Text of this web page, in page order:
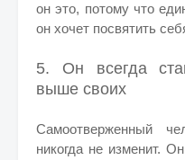
он это, потому что
он хочет посвятить
5. Он всегда
выше своих
Самоотверженный
никогда не изменит.